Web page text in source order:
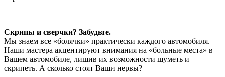
Скрипы и сверчки? Забудьте.
Мы знаем все «болячки» практически каждого автомобиля.
Наши мастера акцентируют внимания на «больные места» в
Вашем автомобиле, лишив их возможности шуметь и
скрипеть. А сколько стоят Ваши нервы?